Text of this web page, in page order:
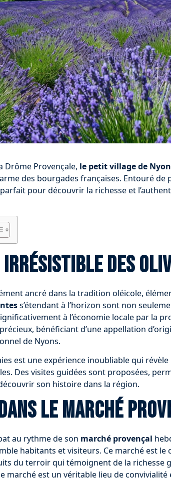
Drôme Provençale, le petit village de
des bourgades françaises. Entouré de
pour découvrir la richesse et
des
ancré dans la tradition oléicole,
s’étendant à l’horizon sont non
à l’économie locale par la
bénéficiant d’une appellation
de Nyons.
est une expérience inoubliable qui
Des visites guidées sont proposées,
son histoire dans la région.
le marché
au rythme de son marché provençal
habitants et visiteurs. Ce marché est le
du terroir qui témoignent de la richesse
marché est un véritable lieu de convivialité